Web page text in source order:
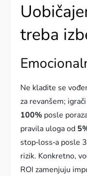
treba
Ne kladite se
za revanšem;
100% posle
pravila uloga od
stop‑loss‑a posle
rizik. Konkretno,
ROI zamenjuju